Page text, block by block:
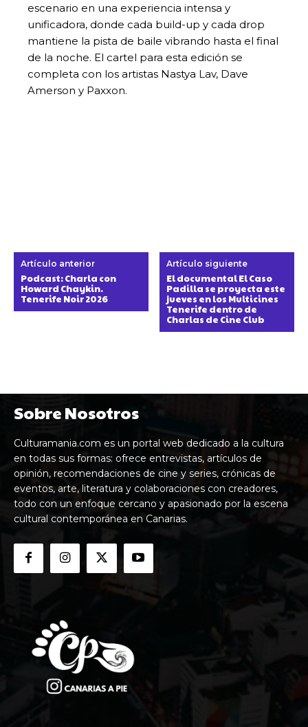
escenario en una experiencia intensa y
unificadora, donde cada build-up y cada drop
mantiene la pista de baile vibrando hasta el final
de la noche. El cartel para esta edición se
completa con los artistas Nastya Lav, Dave
Amerson y Paxxon.
Artículo anterior
Podcast: Charla con
Howard Chaykin.
Tenerife Noir 2026
Artículo siguiente
El documental El Caso
Padilla se proyecta este
jueves en los Multicines
Tenerife dentro de
Charlas de Cine Club
Sobre Nosotros
Culturamania.com es un portal web dedicado a la cultura
en todas sus formas: ofrece entrevistas, artículos de
opinión, recomendaciones de cine y series, crónicas de
eventos, arte, literatura y colaboraciones con creadores,
todo con un enfoque cercano y apasionado por la escena
cultural contemporánea en Canarias.